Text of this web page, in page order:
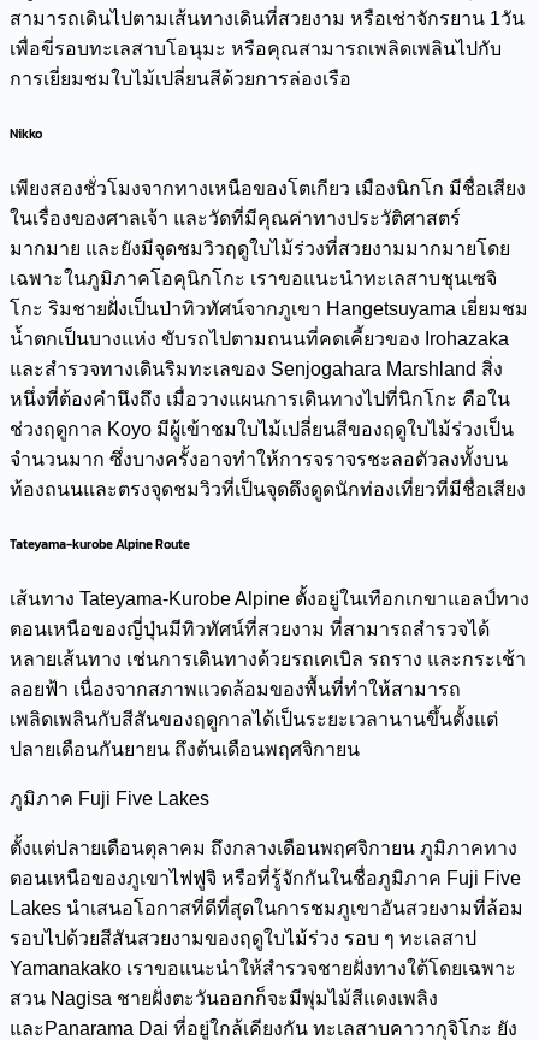
สามารถเดินไปตามเส้นทางเดินที่สวยงาม หรือเช่าจักรยาน 1วัน
เพื่อขี่รอบทะเลสาบโอนุมะ หรือคุณสามารถเพลิดเพลินไปกับ
การเยี่ยมชมใบไม้เปลี่ยนสีด้วยการล่องเรือ
Nikko
เพียงสองชั่วโมงจากทางเหนือของโตเกียว เมืองนิกโก มีชื่อเสียง
ในเรื่องของศาลเจ้า และวัดที่มีคุณค่าทางประวัติศาสตร์
มากมาย และยังมีจุดชมวิวฤดูใบไม้ร่วงที่สวยงามมากมายโดย
เฉพาะในภูมิภาคโอคุนิกโกะ เราขอแนะนำทะเลสาบชุนเซจิ
โกะ ริมชายฝั่งเป็นป่าทิวทัศน์จากภูเขา Hangetsuyama เยี่ยมชม
น้ำตกเป็นบางแห่ง ขับรถไปตามถนนที่คดเคี้ยวของ Irohazaka
และสำรวจทางเดินริมทะเลของ Senjogahara Marshland สิ่ง
หนึ่งที่ต้องคำนึงถึง เมื่อวางแผนการเดินทางไปที่นิกโกะ คือใน
ช่วงฤดูกาล Koyo มีผู้เข้าชมใบไม้เปลี่ยนสีของฤดูใบไม้ร่วงเป็น
จำนวนมาก ซึ่งบางครั้งอาจทำให้การจราจรชะลอตัวลงทั้งบน
ท้องถนนและตรงจุดชมวิวที่เป็นจุดดึงดูดนักท่องเที่ยวที่มีชื่อเสียง
Tateyama-kurobe Alpine Route
เส้นทาง Tateyama-Kurobe Alpine ตั้งอยู่ในเทือกเกขาแอลป์ทาง
ตอนเหนือของญี่ปุ่นมีทิวทัศน์ที่สวยงาม ที่สามารถสำรวจได้
หลายเส้นทาง เช่นการเดินทางด้วยรถเคเบิล รถราง และกระเช้า
ลอยฟ้า เนื่องจากสภาพแวดล้อมของพื้นที่ทำให้สามารถ
เพลิดเพลินกับสีสันของฤดูกาลได้เป็นระยะเวลานานขึ้นตั้งแต่
ปลายเดือนกันยายน ถึงต้นเดือนพฤศจิกายน
ภูมิภาค Fuji Five Lakes
ตั้งแต่ปลายเดือนตุลาคม ถึงกลางเดือนพฤศจิกายน ภูมิภาคทาง
ตอนเหนือของภูเขาไฟฟูจิ หรือที่รู้จักกันในชื่อภูมิภาค Fuji Five
Lakes นำเสนอโอกาสที่ดีที่สุดในการชมภูเขาอันสวยงามที่ล้อม
รอบไปด้วยสีสันสวยงามของฤดูใบไม้ร่วง รอบ ๆ ทะเลสาป
Yamanakako เราขอแนะนำให้สำรวจชายฝั่งทางใต้โดยเฉพาะ
สวน Nagisa ชายฝั่งตะวันออกก็จะมีพุ่มไม้สีแดงเพลิง
และPanarama Dai ที่อยู่ใกล้เคียงกัน ทะเลสาบคาวากุจิโกะ ยัง